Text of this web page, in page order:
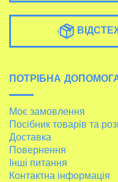
ПОТРІБНА
Моє замовлення
Посібник товарів та
Доставка
Повернення
Інші питання
Контактна інформація